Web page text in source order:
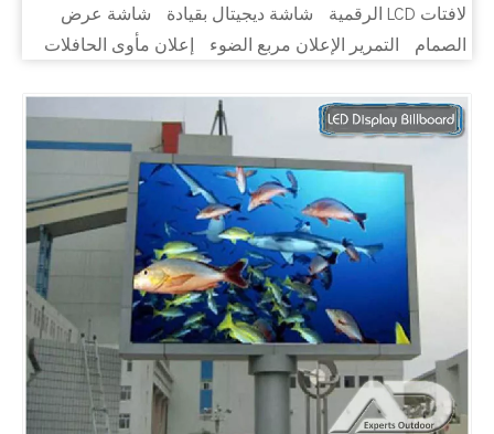
لافتات LCD الرقمية
شاشة ديجيتال بقيادة
شاشة عرض
الصمام
التمرير الإعلان مربع الضوء إعلان مأوى الحافلات